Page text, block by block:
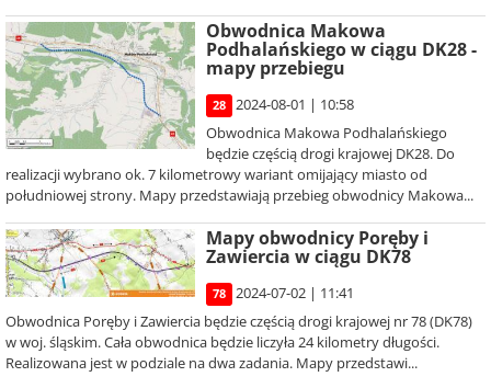
Obwodnica Makowa
Podhalańskiego w ciągu DK28 -
mapy przebiegu
28
2024-08-01 | 10:58
Obwodnica Makowa Podhalańskiego
będzie częścią drogi krajowej DK28. Do
realizacji wybrano ok. 7 kilometrowy wariant omijający miasto od
południowej strony. Mapy przedstawiają przebieg obwodnicy Makowa...
Mapy obwodnicy Poręby i
Zawiercia w ciągu DK78
78
2024-07-02 | 11:41
Obwodnica Poręby i Zawiercia będzie częścią drogi krajowej nr 78 (DK78)
w woj. śląskim. Cała obwodnica będzie liczyła 24 kilometry długości.
Realizowana jest w podziale na dwa zadania. Mapy przedstawi...